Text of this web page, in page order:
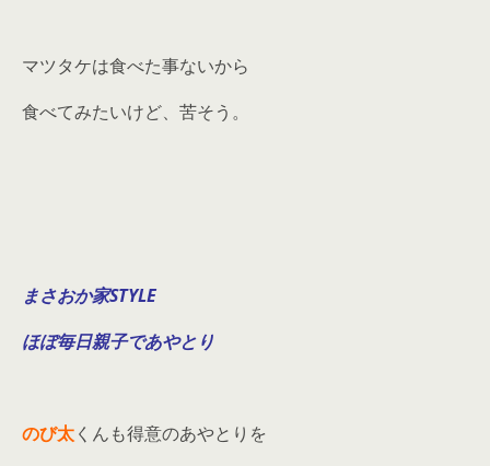
マツタケは食べた事ないから
食べてみたいけど、苦そう。
まさおか家STYLE
ほぼ毎日親子であやとり
のび太くんも得意のあやとりを